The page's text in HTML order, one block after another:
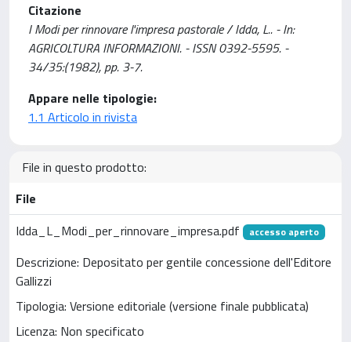
Citazione
I Modi per rinnovare l'impresa pastorale / Idda, L.. - In:
AGRICOLTURA INFORMAZIONI. - ISSN 0392-5595. -
34/35:(1982), pp. 3-7.
Appare nelle tipologie:
1.1 Articolo in rivista
File in questo prodotto:
File
Idda_L_Modi_per_rinnovare_impresa.pdf
accesso aperto
Descrizione: Depositato per gentile concessione dell'Editore
Gallizzi
Tipologia: Versione editoriale (versione finale pubblicata)
Licenza: Non specificato